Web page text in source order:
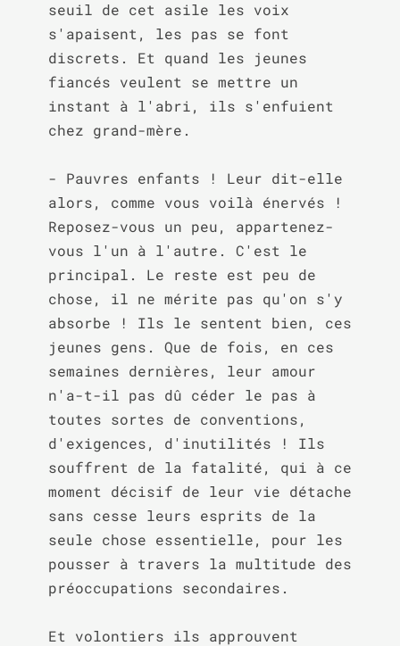
seuil de cet asile les voix
s'apaisent, les pas se font
discrets. Et quand les jeunes
fiancés veulent se mettre un
instant à l'abri, ils s'enfuient
chez grand-mère.
- Pauvres enfants ! Leur dit-elle
alors, comme vous voilà énervés !
Reposez-vous un peu, appartenez-
vous l'un à l'autre. C'est le
principal. Le reste est peu de
chose, il ne mérite pas qu'on s'y
absorbe ! Ils le sentent bien, ces
jeunes gens. Que de fois, en ces
semaines dernières, leur amour
n'a-t-il pas dû céder le pas à
toutes sortes de conventions,
d'exigences, d'inutilités ! Ils
souffrent de la fatalité, qui à ce
moment décisif de leur vie détache
sans cesse leurs esprits de la
seule chose essentielle, pour les
pousser à travers la multitude des
préoccupations secondaires.
Et volontiers ils approuvent